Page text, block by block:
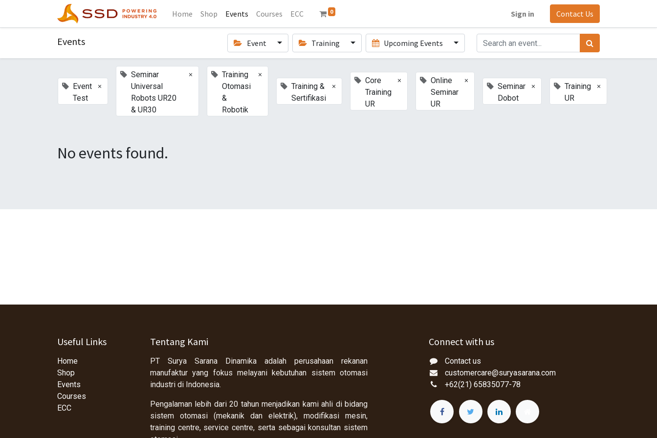
Home Shop Events Courses ECC 0 Sign in Contact Us
Events Event Training Upcoming Events
Event
Test
×
Seminar
Universal
Robots UR20
& UR30
×
Training
Otomasi
&
Robotik
×
Training &
Sertifikasi
×
Core
Training
UR
×
Online
Seminar
UR
×
Seminar
Dobot
×
Training
UR
×
No events found.
Useful Links
Home
Shop
Events
Courses
ECC
Tentang Kami
PT Surya Sarana Dinamika adalah perusahaan rekanan
manufaktur yang fokus melayani kebutuhan sistem otomasi
industri di Indonesia.
Pengalaman lebih dari 20 tahun menjadikan kami ahli di bidang
sistem otomasi (mekanik dan elektrik), modifikasi mesin,
training centre, service centre, serta sebagai konsultan sistem
Connect with us
Contact us
customercare@suryasarana.com
+62(21) 65835077-78